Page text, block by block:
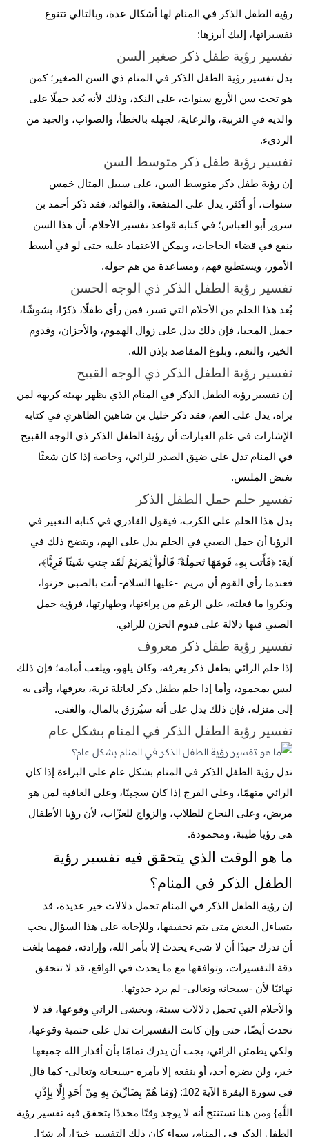
رؤية الطفل الذكر في المنام لها أشكال عدة، وبالتالي تتنوع
تفسيراتها، إليك أبرزها:
تفسير رؤية طفل ذكر صغير السن
يدل تفسير رؤية الطفل الذكر في المنام ذي السن الصغير؛ كمن
هو تحت سن الأربع سنوات، على النكد، وذلك لأنه يُعد حملًا على
والديه في التربية، والرعاية، لجهله بالخطأ، والصواب، والجيد من
الرديء.
تفسير رؤية طفل ذكر متوسط السن
إن رؤية طفل ذكر متوسط السن، على سبيل المثال خمس
سنوات، أو أكثر، يدل على المنفعة، والفوائد، فقد ذكر أحمد بن
سرور أبو العباس؛ في كتابه قواعد تفسير الأحلام، أن هذا السن
ينفع في قضاء الحاجات، ويمكن الاعتماد عليه حتى لو في أبسط
الأمور، ويستطيع فهم، ومساعدة من هم حوله.
تفسير رؤية الطفل الذكر ذي الوجه الحسن
يُعد هذا الحلم من الأحلام التي تسر، فمن رأى طفلًا، ذكرًا، بشوشًا،
جميل المحيا، فإن ذلك يدل على زوال الهموم، والأحزان، وقدوم
الخير، والنعم، وبلوغ المقاصد بإذن الله.
تفسير رؤية الطفل الذكر ذي الوجه القبيح
إن تفسير رؤية الطفل الذكر في المنام الذي يظهر بهيئة كريهة لمن
يراه، يدل على الغم، فقد ذكر خليل بن شاهين الظاهري في كتابه
الإشارات في علم العبارات أن رؤية الطفل الذكر ذي
الوجه القبيح
في المنام تدل على ضيق
الصدر للرائي، وخاصة إذا كان شعثًا
بغيض الملبس.
تفسير حلم حمل الطفل الذكر
يدل هذا الحلم على الكرب، فيقول القادري في كتابه التعبير في
الرؤيا أن حمل الصبي في الحلم يدل على الهم، ويتضح ذلك في
آية: ﴿فَأَتت بِهِۦ قَومَهَا تَحمِلُهُۥۖ قَالُواْ يَٰمَريَمُ لَقَد جِئتِ شَيئًا فَرِيًّا﴾،
فعندما رأى القوم أن مريم -عليها السلام- أتت بالصبي حزنوا،
ونكروا ما فعلته، على الرغم من براءتها، وطهارتها، فرؤية حمل
الصبي فيها دلالة على قدوم الحزن للرائي.
تفسير رؤية طفل ذكر معروف
إذا حلم الرائي بطفل ذكر يعرفه، وكان يلهو، ويلعب أمامه؛ فإن ذلك
ليس بمحمود، وأما إذا حلم بطفل ذكر لعائلة ثرية، يعرفها، وأتى به
إلى منزله، فإن ذلك يدل على أنه سيُرزق بالمال، والغنى.
تفسير رؤية الطفل الذكر في المنام بشكل عام
تدل رؤية الطفل الذكر في المنام بشكل عام على البراءة إذا كان
الرائي متهمًا، وعلى الفرج إذا كان سجينًا، وعلى العافية لمن هو
مريض، وعلى
النجاح للطلاب، والزواج للعزّاب، لأن رؤيا
الأطفال
هي رؤيا طيبة، ومحمودة.
ما هو الوقت الذي يتحقق فيه تفسير رؤية
الطفل الذكر في المنام؟
إن رؤية الطفل الذكر في المنام تحمل دلالات خير عديدة، قد
يتساءل البعض متى يتم تحقيقها، وللإجابة على هذا السؤال يجب
أن ندرك جيدًا أن لا شيء يحدث إلا بأمر الله، وإرادته، فمهما بلغت
دقة التفسيرات، وتوافقها مع ما يحدث في الواقع، قد لا تتحقق
نهائيًا لأن -سبحانه وتعالى- لم يرد حدوثها.
والأحلام التي تحمل دلالات سيئة، ويخشى الرائي وقوعها، قد لا
تحدث أيضًا، حتى وإن كانت التفسيرات تدل على حتمية وقوعها،
ولكي يطمئن الرائي، يجب أن يدرك تمامًا بأن أقدار الله جميعها
خير، ولن يضره أحد، أو ينفعه إلا بأمره -سبحانه وتعالى- كما قال
في سورة
البقرة
الآية 102: {وَمَا هُمْ بِضَارِّينَ بِهِ مِنْ أَحَدٍ إِلَّا بِإِذْنِ
اللَّهِ} ومن هنا نستنتج أنه لا يوجد وقتًا محددًا يتحقق فيه تفسير رؤية
الطفل الذكر في المنام، سواء كان ذلك التفسير خيرًا، أم شرًا.